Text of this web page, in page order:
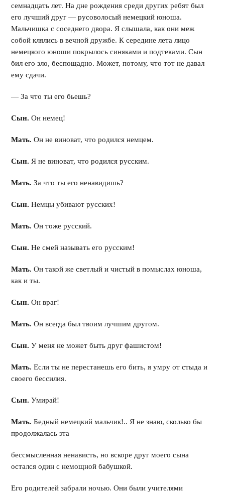
семнадцать лет. На дне рождения среди других ребят был
его лучший друг — русоволосый немецкий юноша.
Мальчишка с соседнего двора. Я слышала, как они меж
собой клялись в вечной дружбе. К середине лета лицо
немецкого юноши покрылось синяками и подтеками. Сын
бил его зло, беспощадно. Может, потому, что тот не давал
ему сдачи.
— За что ты его бьешь?
Сын. Он немец!
Мать. Он не виноват, что родился немцем.
Сын. Я не виноват, что родился русским.
Мать.За что ты его ненавидишь?
Сын. Немцы убивают русских!
Мать.Он тоже русский.
Сын. Не смей называть его русским!
Мать. Он такой же светлый и чистый в помыслах юноша,
как и ты.
Сын. Он враг!
Мать. Он всегда был твоим лучшим другом.
Сын. У меня не может быть друг фашистом!
Мать. Если ты не перестанешь его бить, я умру от стыда и
своего бессилия.
Сын. Умирай!
Мать. Бедный немецкий мальчик!.. Я не знаю, сколько бы
продолжалась эта
бессмысленная ненависть, но вскоре друг моего сына
остался один с немощной бабушкой.
Его родителей забрали ночью. Они были учителями